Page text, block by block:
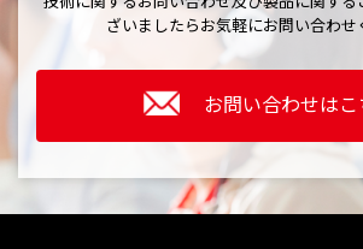
ざいましたら お気軽にお問い合わせ
お問い合わせはこ